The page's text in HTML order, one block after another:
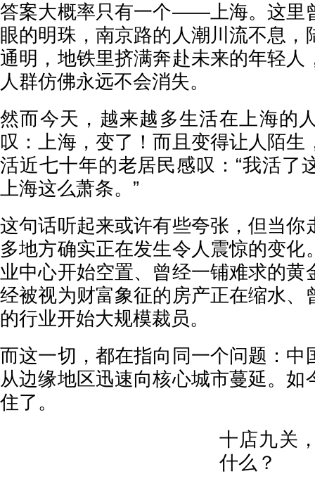
答案大概率只有一个——上海。这里
眼的明珠，南京路的人潮川流不息，
通明，地铁里挤满奔赴未来的年轻人
人群仿佛永远不会消失。
然而今天，越来越多生活在上海的
叹：上海，变了！而且变得让人陌生
活近七十年的老居民感叹：“我活了
上海这么萧条。”
这句话听起来或许有些夸张，但当你
多地方确实正在发生令人震惊的变化
业中心开始空置、曾经一铺难求的黄
经被视为财富象征的房产正在缩水、
的行业开始大规模裁员。
而这一切，都在指向同一个问题：中
从边缘地区迅速向核心城市蔓延。如
住了。
十店九关
什么？